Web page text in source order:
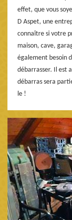
effet, que vous
D Aspet, une
connaître si votre
maison, cave,
également besoin
débarrasser. Il est
débarras sera
le !